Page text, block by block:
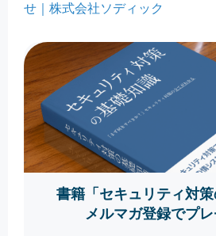
せ｜株式会社ソディック
書籍「セキュリティ対策
メルマガ登録でプレ